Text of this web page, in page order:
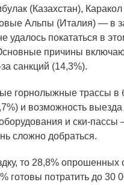
(Казахстан),
Альпы (Италия) — в
удалось покататься в
причины
санкций (14,3%).
горнолыжные трассы
и возможность
и ски-
сложно добраться.
то 28,8%
готовы потратить до